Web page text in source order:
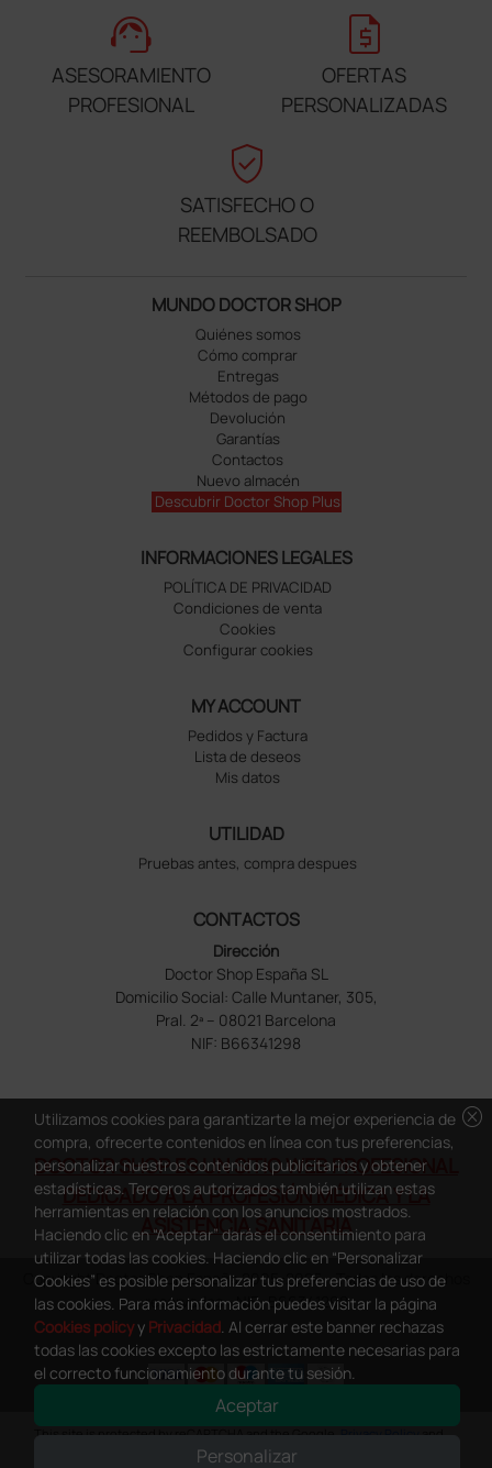
support_agent
ASESORAMIENTO
PROFESIONAL
request_quote
OFERTAS
PERSONALIZADAS
verified_user
SATISFECHO O
REEMBOLSADO
MUNDO DOCTOR SHOP
Quiénes somos
Cómo comprar
Entregas
Métodos de pago
Devolución
Garantías
Contactos
Nuevo almacén
Descubrir Doctor Shop Plus
INFORMACIONES LEGALES
POLÍTICA DE PRIVACIDAD
Condiciones de venta
Cookies
Configurar cookies
MY ACCOUNT
Pedidos y Factura
Lista de deseos
Mis datos
UTILIDAD
Pruebas antes, compra despues
CONTACTOS
Dirección
Doctor Shop España SL
Domicilio Social: Calle Muntaner, 305,
Pral. 2ª – 08021 Barcelona
NIF: B66341298
DOCTOR SHOP ES UN SITIO WEB PROFESIONAL
DEDICADO A LA PROFESIÓN MÉDICA Y LA
ASISTENCIA SANITARIA
Copyright Doctor Shop España 2005-2026 - Todos los derechos
reservados - NIF.: B66341298
This site is protected by reCAPTCHA and the Google Privacy Policy and 0
cancel
Utilizamos cookies para garantizarte la mejor experiencia de
compra, ofrecerte contenidos en línea con tus preferencias,
personalizar nuestros contenidos publicitarios y obtener
estadísticas. Terceros autorizados también utilizan estas
herramientas en relación con los anuncios mostrados.
Haciendo clic en “Aceptar” darás el consentimiento para
utilizar todas las cookies. Haciendo clic en “Personalizar
Cookies” es posible personalizar tus preferencias de uso de
las cookies. Para más información puedes visitar la página
Cookies policyy Privacidad. Al cerrar este banner rechazas
todas las cookies excepto las estrictamente necesarias para
el correcto funcionamiento durante tu sesión.
Aceptar
Personalizar